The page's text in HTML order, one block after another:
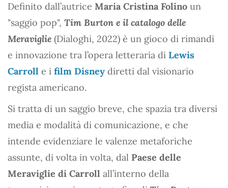
Definito dall’autrice Maria Cristina Folino un
"saggio pop", Tim Burton e il catalogo delle
Meraviglie (Dialoghi, 2022) è un gioco di rimandi
e innovazione tra l’opera letteraria di Lewis
Carroll e i film Disney diretti dal visionario
regista americano.
Si tratta di un saggio breve, che spazia tra diversi
media e modalità di comunicazione, e che
intende evidenziare le valenze metaforiche
assunte, di volta in volta, dal Paese delle
Meraviglie di Carroll all’interno della